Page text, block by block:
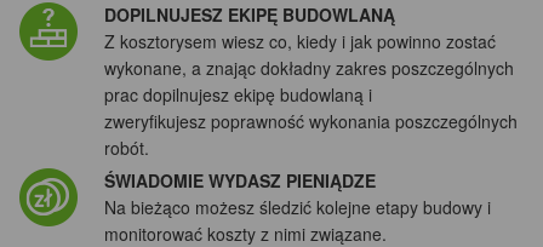
DOPILNUJESZ EKIPĘ BUDOWLANĄ
Z kosztorysem wiesz co, kiedy i jak powinno zostać
wykonane, a znając dokładny zakres poszczególnych
prac dopilnujesz ekipę budowlaną i
zweryfikujesz poprawność wykonania poszczególnych
robót.
ŚWIADOMIE WYDASZ PIENIĄDZE
Na bieżąco możesz śledzić kolejne etapy budowy i
monitorować koszty z nimi związane.